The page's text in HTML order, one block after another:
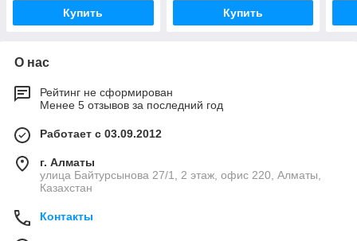
Купить Купить
О нас
Рейтинг не сформирован
Менее 5 отзывов за последний год
Работает с 03.09.2012
г. Алматы
улица Байтурсынова 27/1, 2 этаж, офис 220, Алматы,
Казахстан
Контакты